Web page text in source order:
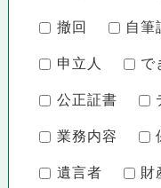
撤回 自筆
申立人 で
公正証書
業務内容
遺言者 財